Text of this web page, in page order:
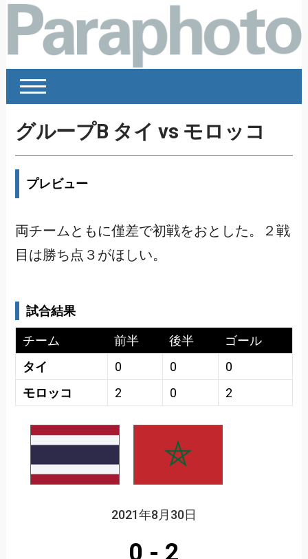
グループB タイ vs モロッコ
プレビュー
両チームともに僅差で初戦をおとした。２戦
目は勝ち点３がほしい。
試合結果
チーム 前半 後半
ゴール
タイ
0 0
0
モロッコ
2 0 2
2021年8月30日
0 - 2